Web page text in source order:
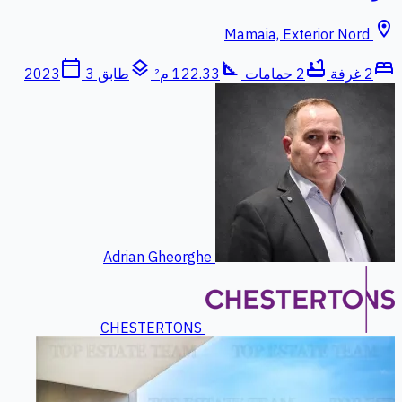
location_on
bed2 غرفة bathtub2 حمامات square_foot 122.33 م² layers طابق 3 calendar_today
2023
Adrian Gheorghe
CHESTERTONS